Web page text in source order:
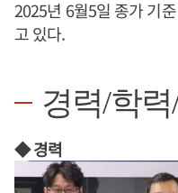
2025년 6월5일 종가 기
고 있다.
경력/학
◆ 경력